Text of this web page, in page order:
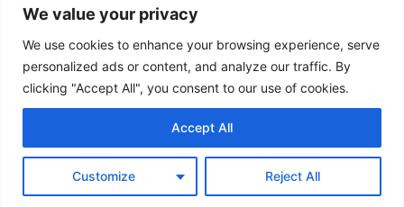
We value your privacy
We use cookies to enhance your browsing experience, serve
personalized ads or content, and analyze our traffic. By
clicking "Accept All", you consent to our use of cookies.
Customize Reject All
Accept All
Magyar(Mađarski)
Norsk bokmål( Književni norveški)
Português(Portugalski (Portugal))
Română(Rumunjski) Русский(Ruski)
Slovački )
Українська (Ukrajinski)